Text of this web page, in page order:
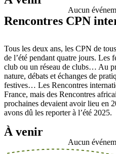
Aucun
Rencontres CPN
Tous les deux ans, les CPN de
de l’été pendant quatre jours. Les
club ou un réseau de clubs… Au
nature, débats et échanges de
festives… Les Rencontres
France, mais des Rencontres
prochaines devaient avoir lieu en
avons dû les reporter à l’été 2025.
À venir
Aucun